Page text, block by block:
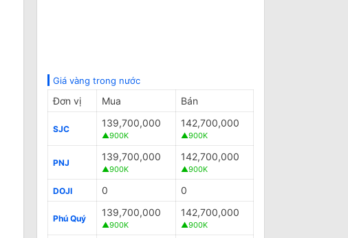
Giá vàng trong nước
Đơn vị Mua Bán
SJC
139,700,000
▲900K
142,700,000
▲900K
PNJ
139,700,000
▲900K
142,700,000
▲900K
DOJI 0 0
Phú Quý
139,700,000
▲900K
142,700,000
▲900K